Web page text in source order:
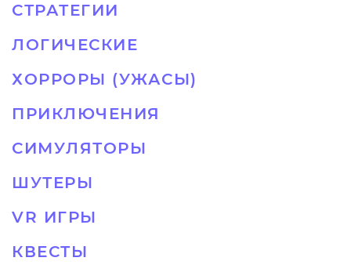
СТРАТЕГИИ
ЛОГИЧЕСКИЕ
ХОРРОРЫ (УЖАСЫ)
ПРИКЛЮЧЕНИЯ
СИМУЛЯТОРЫ
ШУТЕРЫ
VR ИГРЫ
КВЕСТЫ